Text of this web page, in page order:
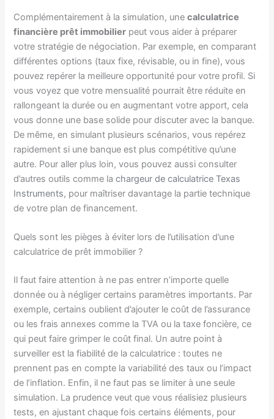
Complémentairement à la simulation, unecalculatrice
financière prêt immobilier peut vous aider à préparer
votre stratégie de négociation. Par exemple, en comparant
différentes options (taux fixe, révisable, ou in fine), vous
pouvez repérer la meilleure opportunité pour votre profil. Si
vous voyez que votre mensualité pourrait être réduite en
rallongeant la durée ou en augmentant votre apport, cela
vous donne une base solide pour discuter avec la banque.
De même, en simulant plusieurs scénarios, vous repérez
rapidement si une banque est plus compétitive qu’une
autre. Pour aller plus loin, vous pouvez aussi consulter
d’autres outils comme lachargeur de calculatrice Texas
Instruments, pour maîtriser davantage la partie technique
de votre plan de financement.
Quels sont les pièges à éviter lors de l’utilisation d’une
calculatrice de prêt immobilier ?
Il faut faire attention à ne pas entrer n’importe quelle
donnée ou à négliger certains paramètres importants. Par
exemple, certains oublient d’ajouter le coût de l’assurance
ou les frais annexes comme la TVA ou la taxe foncière, ce
qui peut faire grimper le coût final. Un autre point à
surveiller est la fiabilité de la calculatrice : toutes ne
prennent pas en compte la variabilité des taux ou l’impact
de l’inflation. Enfin, il ne faut pas se limiter à une seule
simulation. La prudence veut que vous réalisiez plusieurs
tests, en ajustant chaque fois certains éléments, pour